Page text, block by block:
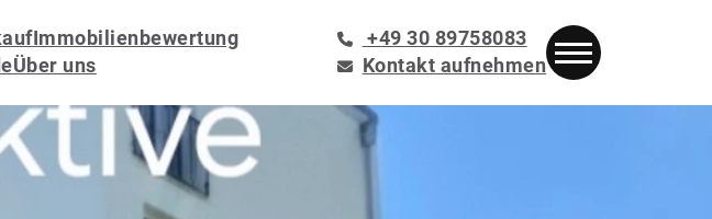
Immobilienbewertung
Über uns
+49 30 89758083
Kontakt aufnehmen